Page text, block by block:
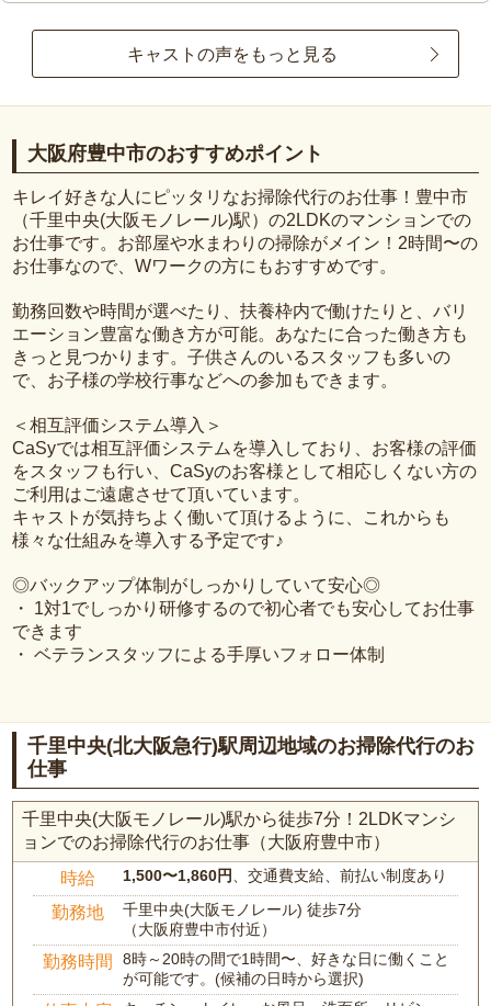
キャストの声をもっと見る
大阪府豊中市のおすすめポイント
キレイ好きな人にピッタリなお掃除代行のお仕事！豊中市
（千里中央(大阪モノレール)駅）の2LDKのマンションでの
お仕事です。お部屋や水まわりの掃除がメイン！2時間〜の
お仕事なので、Wワークの方にもおすすめです。
勤務回数や時間が選べたり、扶養枠内で働けたりと、バリ
エーション豊富な働き方が可能。あなたに合った働き方も
きっと見つかります。子供さんのいるスタッフも多いの
で、お子様の学校行事などへの参加もできます。
＜相互評価システム導入＞
CaSyでは相互評価システムを導入しており、お客様の評価
をスタッフも行い、CaSyのお客様として相応しくない方の
ご利用はご遠慮させて頂いています。
キャストが気持ちよく働いて頂けるように、これからも
様々な仕組みを導入する予定です♪
◎バックアップ体制がしっかりしていて安心◎
・ 1対1でしっかり研修するので初心者でも安心してお仕事
できます
・ ベテランスタッフによる手厚いフォロー体制
千里中央(北大阪急行)駅周辺地域のお掃除代行のお
仕事
千里中央(大阪モノレール)駅から徒歩7分！2LDKマンシ
ョンでのお掃除代行のお仕事（大阪府豊中市）
時給 1,500〜1,860円、交通費支給、前払い制度あり
勤務地
千里中央(大阪モノレール) 徒歩7分
（大阪府豊中市付近）
勤務時間
8時～20時の間で1時間〜、好きな日に働くこと
が可能です。(候補の日時から選択)